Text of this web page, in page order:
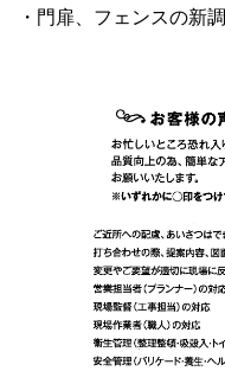
・門扉、フェンスの新調